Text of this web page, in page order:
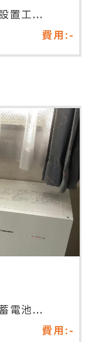
置工...
費用:-
電池...
費用:-